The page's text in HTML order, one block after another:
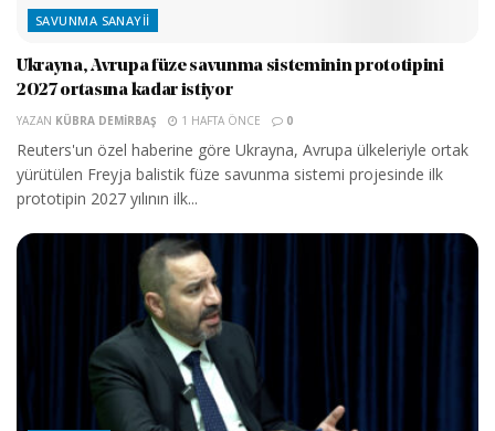
SAVUNMA SANAYII
Ukrayna, Avrupa füze savunma sisteminin prototipini
2027 ortasına kadar istiyor
YAZAN KÜBRA DEMIRBAŞ 1 HAFTA ÖNCE 0
Reuters'un özel haberine göre Ukrayna, Avrupa ülkeleriyle ortak
yürütülen Freyja balistik füze savunma sistemi projesinde ilk
prototipin 2027 yılının ilk...